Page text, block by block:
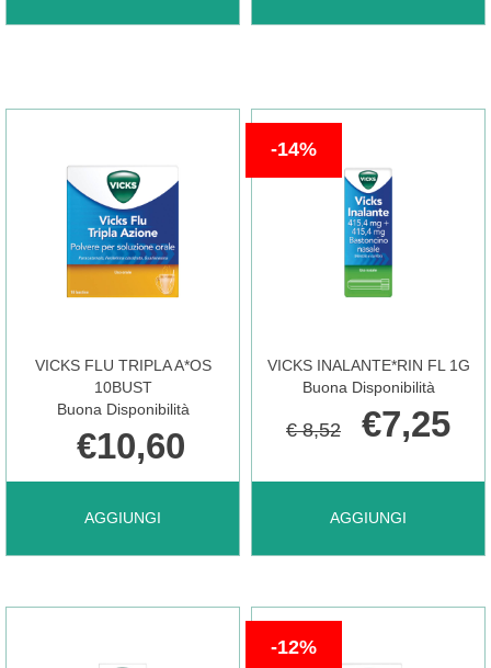
CARRELLO NOTTE*12+4CPR AL
CARRELLO
VICKS FLU TRIPLA A*OS
10BUST
Buona Disponibilità
€10,60
AGGIUNGI
AGGIUNGI VICKS
VICKS INALANTE*RIN FL 1G
Buona Disponibilità
14%
€ 8,52 €7,25
AGGIUNGI
AGGIUNGI VICKS
12%